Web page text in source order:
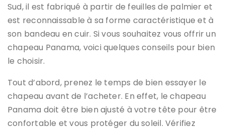
Sud, il est fabriqué à partir de feuilles de palmier et
est reconnaissable à sa forme caractéristique et à
son bandeau en cuir. Si vous souhaitez vous offrir un
chapeau Panama, voici quelques conseils pour bien
le choisir.
Tout d’abord, prenez le temps de bien essayer le
chapeau avant de l’acheter. En effet, le chapeau
Panama doit être bien ajusté à votre tête pour être
confortable et vous protéger du soleil. Vérifiez